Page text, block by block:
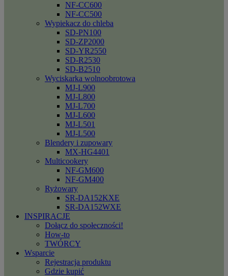
NF-CC600
NF-CC500
Wypiekacz do chleba
SD-PN100
SD-ZP2000
SD-YR2550
SD-R2530
SD-B2510
Wyciskarka wolnoobrotowa
MJ-L900
MJ-L800
MJ-L700
MJ-L600
MJ-L501
MJ-L500
Blendery i zupowary
MX-HG4401
Multicookery
NF-GM600
NF-GM400
Ryżowary
SR-DA152KXE
SR-DA152WXE
INSPIRACJE
Dołącz do społeczności!
How-to
TWÓRCY
Wsparcie
Rejestracja produktu
Gdzie kupić